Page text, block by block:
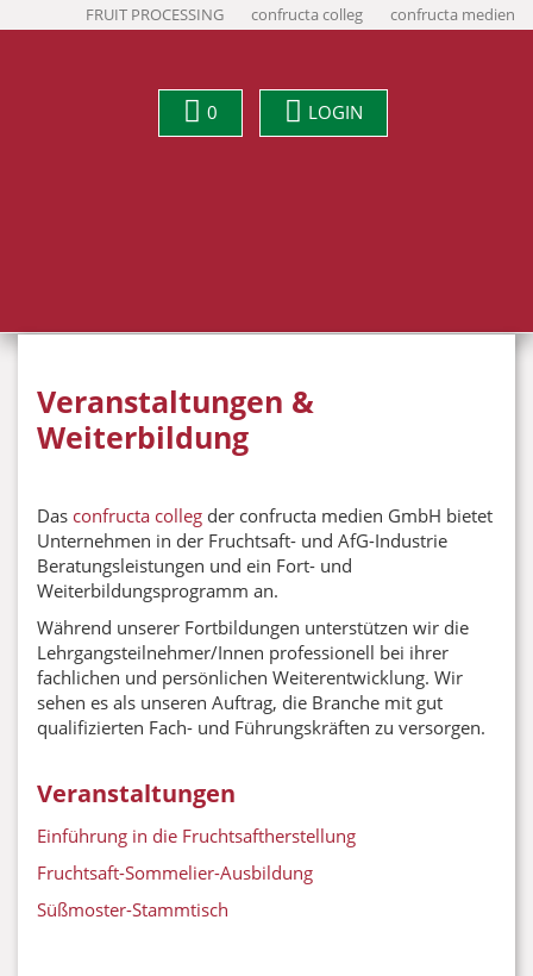
FRUIT PROCESSING confructa colleg confructa medien
0 LOGIN
Veranstaltungen &
Weiterbildung
Das confructa colleg der confructa medien GmbH bietet
Unternehmen in der Fruchtsaft- und AfG-Industrie
Beratungsleistungen und ein Fort- und
Weiterbildungsprogramm an.
Während unserer Fortbildungen unterstützen wir die
Lehrgangsteilnehmer/Innen professionell bei ihrer
fachlichen und persönlichen Weiterentwicklung. Wir
sehen es als unseren Auftrag, die Branche mit gut
qualifizierten Fach- und Führungskräften zu versorgen.
Veranstaltungen
Einführung in die Fruchtsaftherstellung
Fruchtsaft-Sommelier-Ausbildung
Süßmoster-Stammtisch